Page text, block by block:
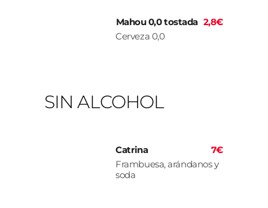
Mahou 0,0 tostada 2,8€
Cerveza 0,0
SIN ALCOHOL
Catrina
7€
Frambuesa, arándanos y
soda